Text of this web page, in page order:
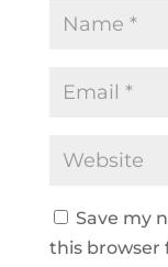
Save my
this browser